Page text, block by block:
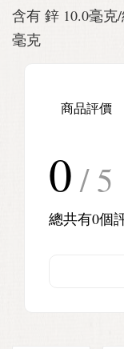
含有 鋅 10.0毫克
毫克
商品評價
0 / 5
總共有0個